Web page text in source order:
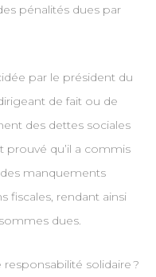
pénalités dues par
par le président du
de fait ou de
des dettes sociales
prouvé qu’il a commis
manquements
fiscales, rendant ainsi
dues.
solidaire ?